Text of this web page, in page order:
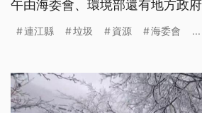
午由海委會、環境部還有地方政
連江縣 垃圾 資源 海委會 ...